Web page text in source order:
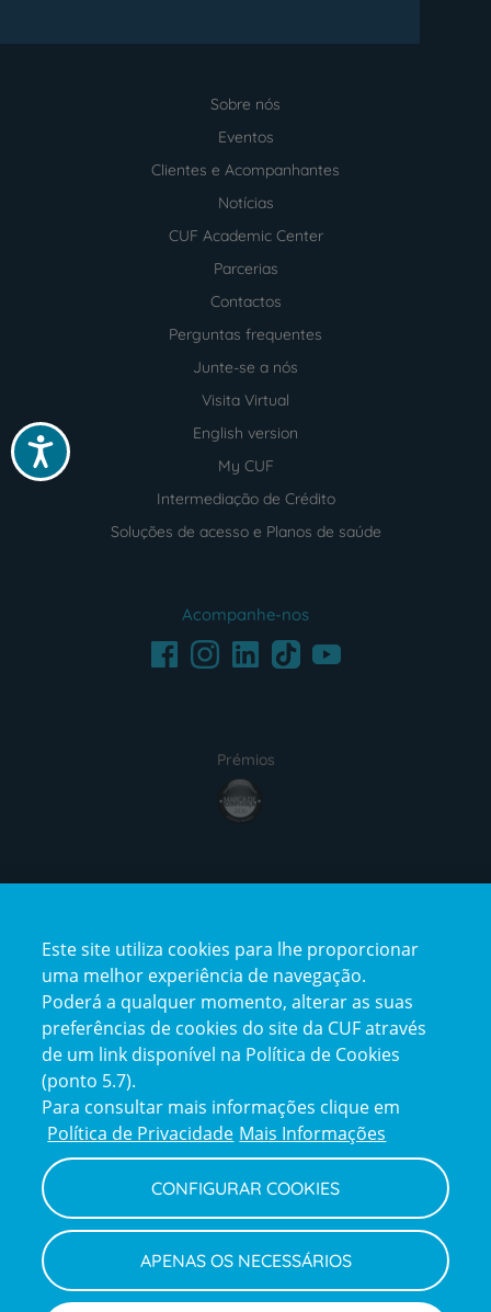
Acessibilidade
Sobre nós
Eventos
Clientes e Acompanhantes
Notícias
CUF Academic Center
Parcerias
Contactos
Perguntas frequentes
Junte-se a nós
Visita Virtual
English version
My CUF
Intermediação de Crédito
Soluções de acesso e Planos de saúde
Acompanhe-nos
FacebookInstagramLinkedInTikTokYoutube
Prémios
award4
certification2certification3
Reclamações
e
elogios
Policy
Política de Privacidade e Cookies
Termos e Condições
Declaração de Acessibilidade
Canal de Denúncias
Informações legais
Este site utiliza cookies para lhe proporcionar
uma melhor experiência de navegação.
Poderá a qualquer momento, alterar as suas
preferências de cookies do site da CUF através
de um link disponível na Política de Cookies
(ponto 5.7).
Para consultar mais informações clique em
Política de Privacidade Mais Informações
CONFIGURAR COOKIES
APENAS OS NECESSÁRIOS